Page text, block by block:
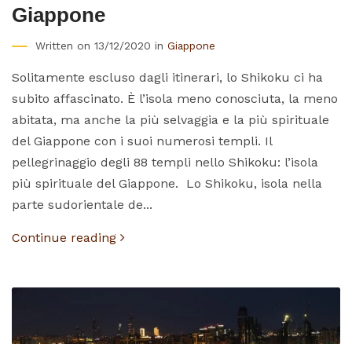
Giappone
Written on 13/12/2020 in Giappone
Solitamente escluso dagli itinerari, lo Shikoku ci ha
subito affascinato. È l’isola meno conosciuta, la meno
abitata, ma anche la più selvaggia e la più spirituale
del Giappone con i suoi numerosi templi. Il
pellegrinaggio degli 88 templi nello Shikoku: l’isola
più spirituale del Giappone. Lo Shikoku, isola nella
parte sudorientale de...
Continue reading